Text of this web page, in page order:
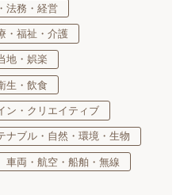
法務・経営
・福祉・介護
地・娯楽
生・飲食
ン・クリエイティブ
ナブル・自然・環境・生物
車両・航空・船舶・無線